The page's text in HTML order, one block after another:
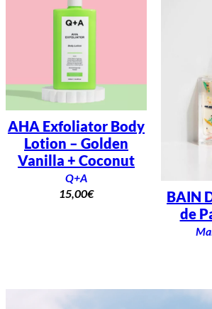
AHA Exfoliator Body
Lotion – Golden
Vanilla + Coconut
Q+A
15,00€
BAIN
de